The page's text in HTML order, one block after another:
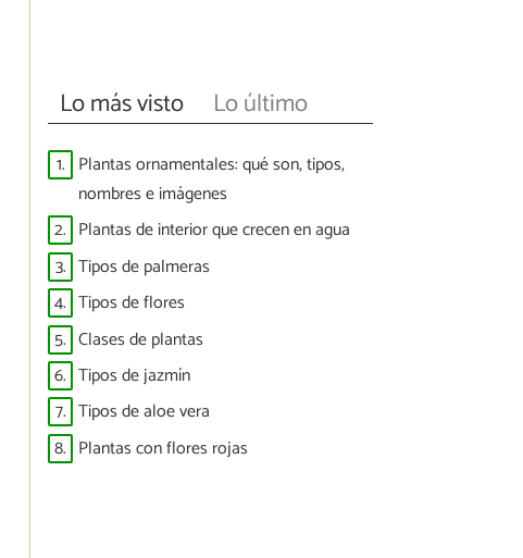
Lo más visto Lo último
1. Plantas ornamentales: qué son, tipos,
nombres e imágenes
2. Plantas de interior que crecen en agua
3. Tipos de palmeras
4. Tipos de flores
5. Clases de plantas
6. Tipos de jazmín
7. Tipos de aloe vera
8. Plantas con flores rojas